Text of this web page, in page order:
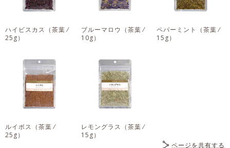
ハイビスカス （茶葉 ⁄
25g）
ブルーマロウ （茶葉 ⁄
10g）
ペパーミント
（茶葉 ⁄
15g）
ルイボス （茶葉 ⁄
25g）
レモングラス （茶葉 ⁄
15g）
ページを共有する